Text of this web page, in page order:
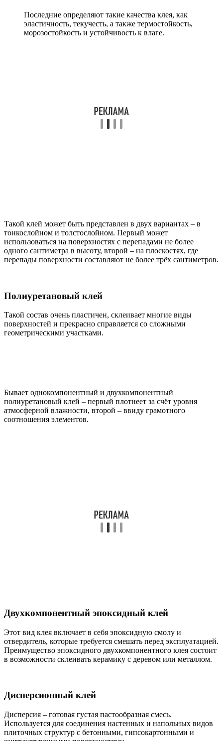
Последние определяют такие качества клея, как
эластичность, текучесть, а также термостойкость,
морозостойкость и устойчивость к влаге.
Такой клей может быть представлен в двух вариантах – в
тонкослойном и толстослойном. Первый может
использоваться на поверхностях с перепадами не более
одного сантиметра в высоту, второй – на плоскостях, где
перепады поверхности составляют не более трёх сантиметров.
Полиуретановый клей
Такой состав очень пластичен, склеивает многие виды
поверхностей и прекрасно справляется со сложными
геометрическими участками.
Бывает однокомпонентный и двухкомпонентный
полиуретановый клей – первый плотнеет за счёт уровня
атмосферной влажности, второй – ввиду грамотного
соотношения элементов.
Двухкомпонентный эпоксидный клей
Этот вид клея включает в себя эпоксидную смолу и
отвердитель, которые требуется смешать перед эксплуатацией.
Преимущество эпоксидного двухкомпонентного клея состоит
в возможности склеивать керамику с деревом или металлом.
Дисперсионный клей
Дисперсия – готовая густая пастообразная смесь.
Используется для соединения настенных и напольных видов
плиточных структур с бетонными, гипсокартонными и